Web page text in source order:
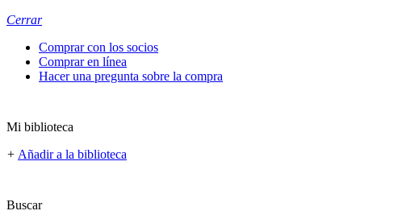
Cerrar
Comprar con los socios
Comprar en línea
Hacer una pregunta sobre la compra
Mi biblioteca
+ Añadir a la biblioteca
Buscar